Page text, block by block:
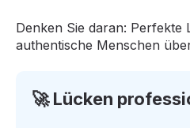
Denken Sie daran: Perfekte
authentische Menschen
🚀 Lücken